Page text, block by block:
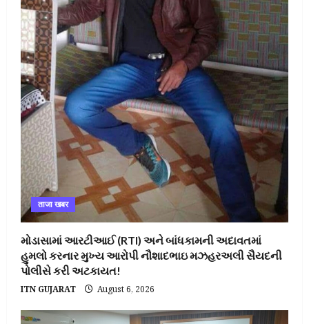
ताजा खबर
મોડાસામાં આરટીઆઈ (RTI) અને બાંધકામની અદાવતમાં
હુમલો કરનાર મુખ્ય આરોપી નૌશાદભાઇ મઝહરઅલી સૈયદની
પોલીસે કરી અટકાયત!
ITN GUJARAT August 6, 2026